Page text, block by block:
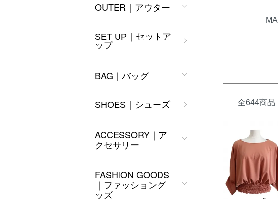
全644商品
OUTER｜アウター
SET UP｜セットア
ップ
BAG｜バッグ
SHOES｜シューズ
ACCESSORY｜ア
クセサリー
FASHION GOODS
｜ファッショング
ッズ